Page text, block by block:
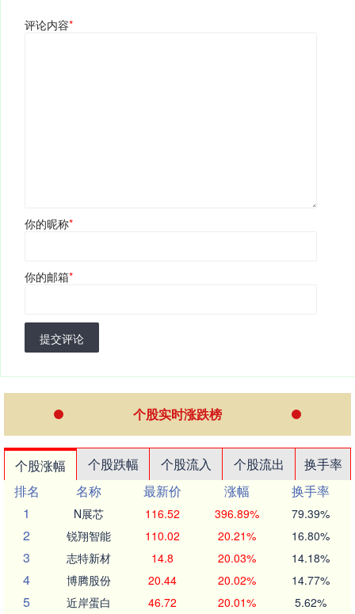
评论内容*
你的昵称*
你的邮箱*
提交评论
个股实时涨跌榜
个股涨幅 个股跌幅 个股流入 个股流出
换手率
排名
名称 最新价 涨幅
换手率
1
N展芯 116.52 396.89% 79.39%
2 锐翔智能 110.02 20.21% 16.80%
3 志特新材 14.8 20.03% 14.18%
4 博腾股份 20.44 20.02% 14.77%
5 近岸蛋白 46.72 20.01% 5.62%